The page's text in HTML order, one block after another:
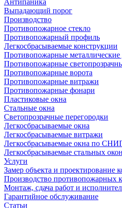
Антипаника
Выпадающий порог
Производство
Противопожарное стекло
Противопожарный профиль
Легкосбрасываемые конструкции
Противопожарные металлические
Противопожарные
Противопожарные ворота
Противопожарные витражи
Противопожарные фонари
Пластиковые окна
Стальные окна
Светопрозрачные перегородки
Легкосбрасываемые окна
Легкосбрасываемые витражи
Легкосбрасываемые окна по
Легкосбрасываемые стальных
Услуги
Замер объекта и проектирование
Производство противопожарных
Монтаж, сдача работ и
Гарантийное обслуживание
Статьи